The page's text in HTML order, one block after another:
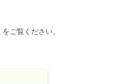
をご覧ください。